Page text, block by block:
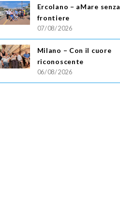
Ercolano – aMare senza
frontiere
07/08/2026
Milano – Con il cuore
riconoscente
06/08/2026